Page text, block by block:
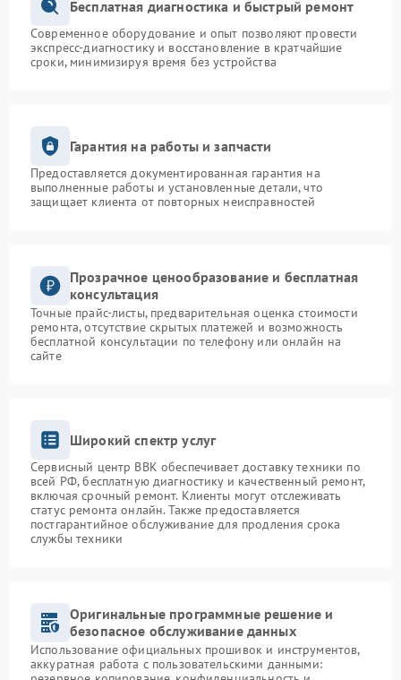
Бесплатная диагностика и быстрый ремонт
Современное оборудование и опыт позволяют провести
экспресс-диагностику и восстановление в кратчайшие
сроки, минимизируя время без устройства
Гарантия на работы и запчасти
Предоставляется документированная гарантия на
выполненные работы и установленные детали, что
защищает клиента от повторных неисправностей
Прозрачное ценообразование и бесплатная
консультация
Точные прайс-листы, предварительная оценка стоимости
ремонта, отсутствие скрытых платежей и возможность
бесплатной консультации по телефону или онлайн на
сайте
Широкий спектр услуг
Сервисный центр BBK обеспечивает доставку техники по
всей РФ, бесплатную диагностику и качественный ремонт,
включая срочный ремонт. Клиенты могут отслеживать
статус ремонта онлайн. Также предоставляется
постгарантийное обслуживание для продления срока
службы техники
Оригинальные программные решение и
безопасное обслуживание данных
Использование официальных прошивок и инструментов,
аккуратная работа с пользовательскими данными: